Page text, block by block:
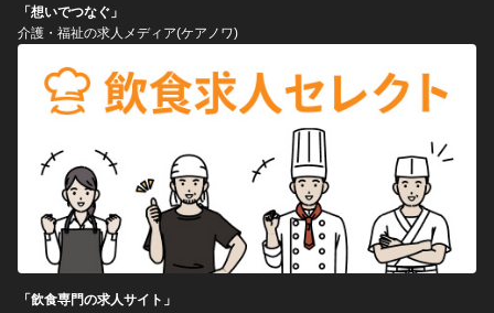
「想いでつなぐ」
介護・福祉の求人メディア(ケアノワ)
「飲食専門の求人サイト」